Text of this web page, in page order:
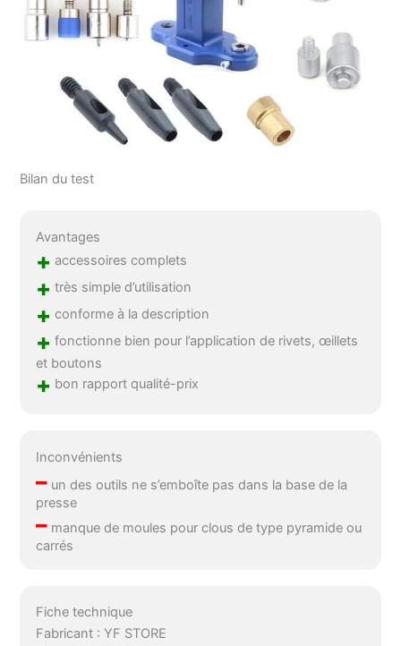
Bilan du test
Avantages
+ accessoires complets
+ très simple d’utilisation
+ conforme à la description
+ fonctionne bien pour l’application de rivets, œillets
et boutons
+ bon rapport qualité-prix
Inconvénients
– un des outils ne s’emboîte pas dans la base de la
presse
– manque de moules pour clous de type pyramide ou
carrés
Fiche technique
Fabricant : YF STORE